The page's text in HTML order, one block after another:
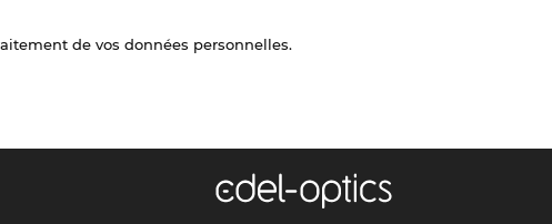
de vos données personnelles.